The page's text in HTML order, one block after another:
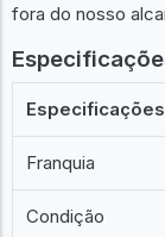
fora do nosso
Franquia
Condição